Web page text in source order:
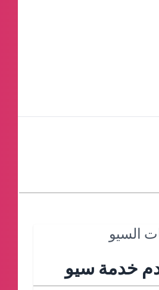
السيو
خدمة سيو